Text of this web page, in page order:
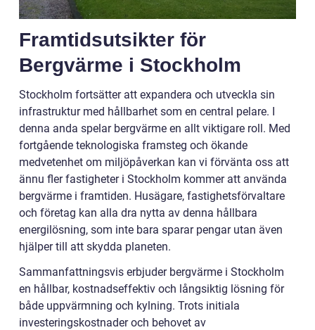
Framtidsutsikter för
Bergvärme i Stockholm
Stockholm fortsätter att expandera och utveckla sin
infrastruktur med hållbarhet som en central pelare. I
denna anda spelar bergvärme en allt viktigare roll. Med
fortgående teknologiska framsteg och ökande
medvetenhet om miljöpåverkan kan vi förvänta oss att
ännu fler fastigheter i Stockholm kommer att använda
bergvärme i framtiden. Husägare, fastighetsförvaltare
och företag kan alla dra nytta av denna hållbara
energilösning, som inte bara sparar pengar utan även
hjälper till att skydda planeten.
Sammanfattningsvis erbjuder bergvärme i Stockholm
en hållbar, kostnadseffektiv och långsiktig lösning för
både uppvärmning och kylning. Trots initiala
investeringskostnader och behovet av